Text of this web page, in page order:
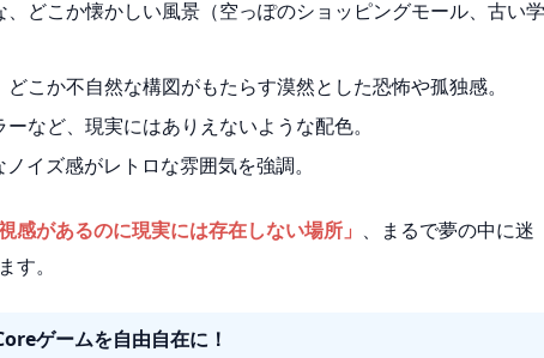
、どこか懐かしい風景（空っぽのショッピングモール、古い学
こか不自然な構図がもたらす漠然とした恐怖や孤独感。
など、現実にはありえないような配色。
イズ感がレトロな雰囲気を強調。
視感があるのに現実には存在しない場所」 、まるで夢の中に迷
。
ゲームを自由自在に！